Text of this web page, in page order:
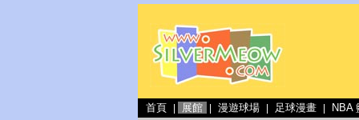
首頁 展館 漫遊球場 足球漫畫 NBA